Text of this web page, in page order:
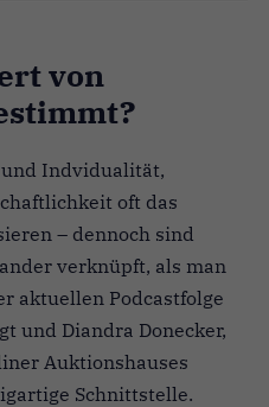
von
Indvidualität,
oft das
– dennoch sind
verknüpft, als man
aktuellen Podcastfolge
und Diandra Donecker,
Auktionshauses
Schnittstelle.